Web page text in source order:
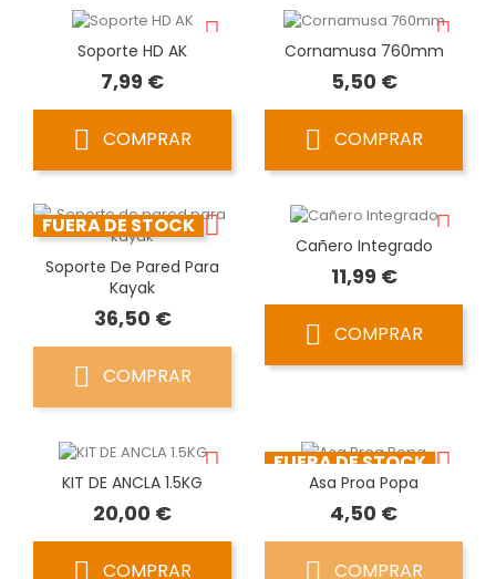
Soporte HD AK
7,99 €Precio
COMPRAR
Cornamusa 760mm
5,50 €Precio
COMPRAR
FUERA DE STOCK
Soporte De Pared Para
Kayak
36,50 €Precio
COMPRAR
Cañero Integrado
11,99 €Precio
COMPRAR
KIT DE ANCLA 1.5KG
20,00 €Precio
COMPRAR
FUERA DE STOCK
Asa Proa Popa
4,50 €Precio
COMPRAR